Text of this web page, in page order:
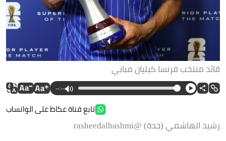
قائد منتخب فرنسا كيليان مبابي
--:--
تابع قناة عكاظ على الواتساب
رشيد الهاشمي (جدة) @rasheedalhashmi